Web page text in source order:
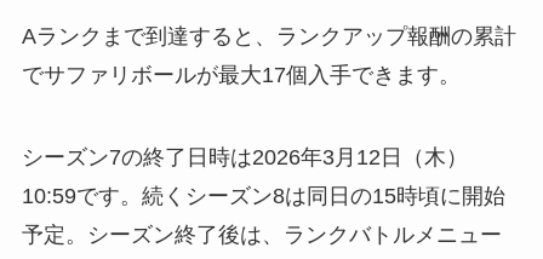
Aランクまで到達すると、ランクアップ報酬の累計
でサファリボールが最大17個入手できます。
シーズン7の終了日時は2026年3月12日（木）
10:59です。続くシーズン8は同日の15時頃に開始
予定。シーズン終了後は、ランクバトルメニュー